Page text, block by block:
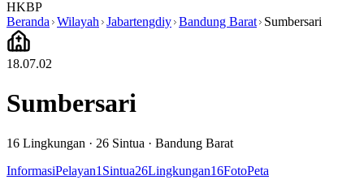
HKBP
Beranda Wilayah Jabartengdiy Bandung Barat Sumbersari
18.07.02
Sumbersari
16 Lingkungan · 26 Sintua · Bandung Barat
InformasiPelayan1 Sintua26Lingkungan16FotoPeta